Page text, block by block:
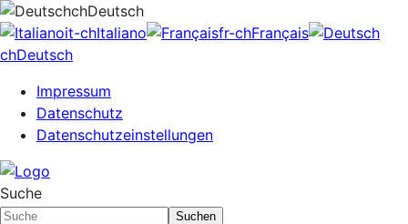
chDeutsch
it-chItaliano fr-chFrançais
chDeutsch
Impressum
Datenschutz
Datenschutzeinstellungen
Suche
Suchen